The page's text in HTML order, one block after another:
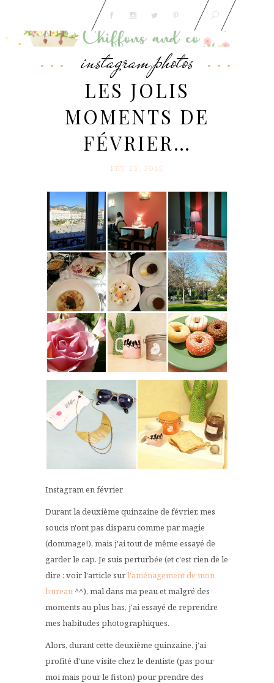
instagram,photos
LES JOLIS
MOMENTS DE
FÉVRIER…
FÉV 25. 2015
Instagram en février
Durant la deuxième quinzaine de février, mes
soucis n'ont pas disparu comme par magie
(dommage!), mais j'ai tout de même essayé de
garder le cap. Je suis perturbée (et c'est rien de le
dire : voir l'article surl'aménagement de mon
bureau ^^), mal dans ma peau et malgré des
moments au plus bas, j'ai essayé de reprendre
mes habitudes photographiques.
Alors, durant cette deuxième quinzaine, j'ai
profité d'une visite chez le dentiste (pas pour
moi mais pour le fiston) pour prendre des